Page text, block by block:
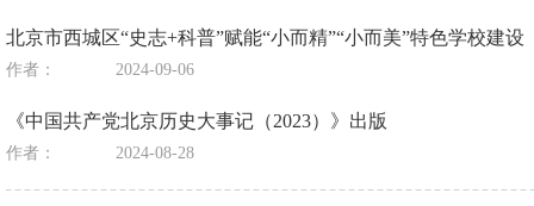
北京市西城区“史志+科普”赋能“小而精”“小而美”特色学校建设
作者： 2024-09-06
《中国共产党北京历史大事记（2023）》出版
作者： 2024-08-28